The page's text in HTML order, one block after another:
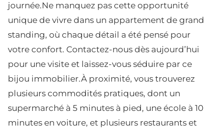
journée.Ne manquez pas cette opportunité
unique de vivre dans un appartement de grand
standing, où chaque détail a été pensé pour
votre confort. Contactez-nous dès aujourd’hui
pour une visite et laissez-vous séduire par ce
bijou immobilier.À proximité, vous trouverez
plusieurs commodités pratiques, dont un
supermarché à 5 minutes à pied, une école à 10
minutes en voiture, et plusieurs restaurants et